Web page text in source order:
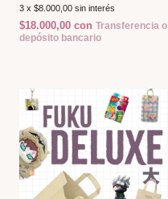
3 x $8.000,00 sin interés
$18.000,00 con Transferencia o
depósito bancario